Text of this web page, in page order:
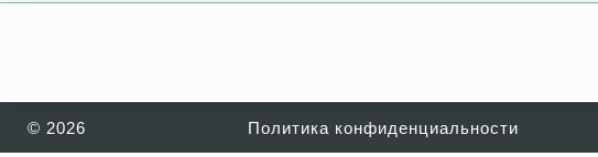
© 2026 Политика конфиденциальности